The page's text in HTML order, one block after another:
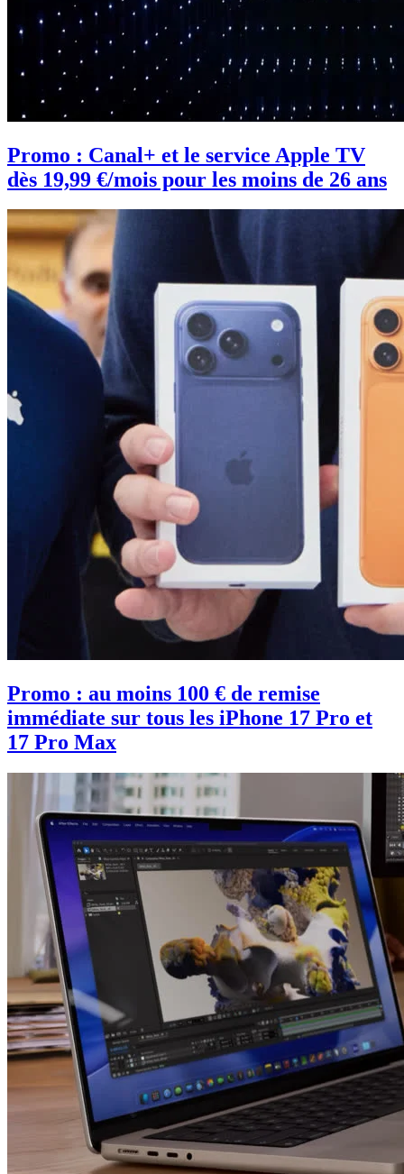
Promo : Canal+ et le service Apple TV
dès 19,99 €/mois pour les moins de 26 ans
Promo : au moins 100 € de remise
immédiate sur tous les iPhone 17 Pro et
17 Pro Max